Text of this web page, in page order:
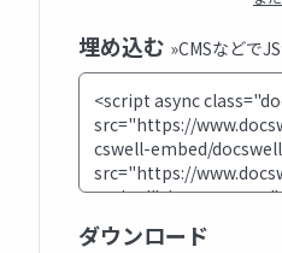
埋め込む »CMSなどで
ダウンロード